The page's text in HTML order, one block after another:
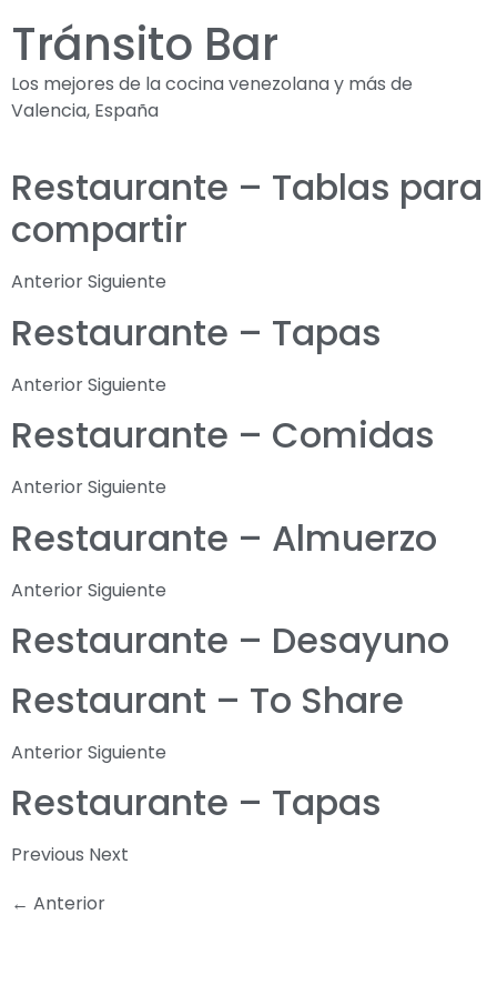
Tránsito Bar
Los mejores de la cocina venezolana y más de
Valencia, España
Restaurante – Tablas para
compartir
Anterior Siguiente
Restaurante – Tapas
Anterior Siguiente
Restaurante – Comidas
Anterior Siguiente
Restaurante – Almuerzo
Anterior Siguiente
Restaurante – Desayuno
Restaurant – To Share
Anterior Siguiente
Restaurante – Tapas
Previous Next
← Anterior